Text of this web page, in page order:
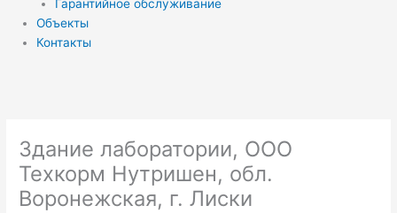
Гарантийное обслуживание
Объекты
Контакты
Здание лаборатории, ООО
Техкорм Нутришен, обл.
Воронежская, г. Лиски